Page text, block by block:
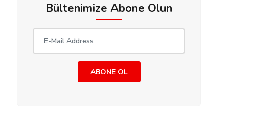
Bültenimize Abone Olun
ABONE OL